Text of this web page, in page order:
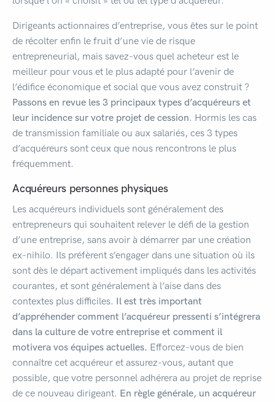
Dirigeants actionnaires d’entreprise, vous êtes sur le point
de récolter enfin le fruit d’une vie de risque
entrepreneurial, mais savez-vous quel acheteur est le
meilleur pour vous et le plus adapté pour l’avenir de
l’édifice économique et social que vous avez construit ?
Passons en revue les 3 principaux types d’acquéreurs et
leur incidence sur votre projet de cession. Hormis les cas
de transmission familiale ou aux salariés, ces 3 types
d’acquéreurs sont ceux que nous rencontrons le plus
fréquemment.
Acquéreurs personnes physiques
Les acquéreurs individuels sont généralement des
entrepreneurs qui souhaitent relever le défi de la gestion
d’une entreprise, sans avoir à démarrer par une création
ex-nihilo. Ils préfèrent s’engager dans une situation où ils
sont dès le départ activement impliqués dans les activités
courantes, et sont généralement à l’aise dans des
contextes plus difficiles. Il est très important
d’appréhender comment l’acquéreur pressenti s’intégrera
dans la culture de votre entreprise et comment il
motivera vos équipes actuelles. Efforcez-vous de bien
connaître cet acquéreur et assurez-vous, autant que
possible, que votre personnel adhérera au projet de reprise
de ce nouveau dirigeant. En règle générale, un acquéreur